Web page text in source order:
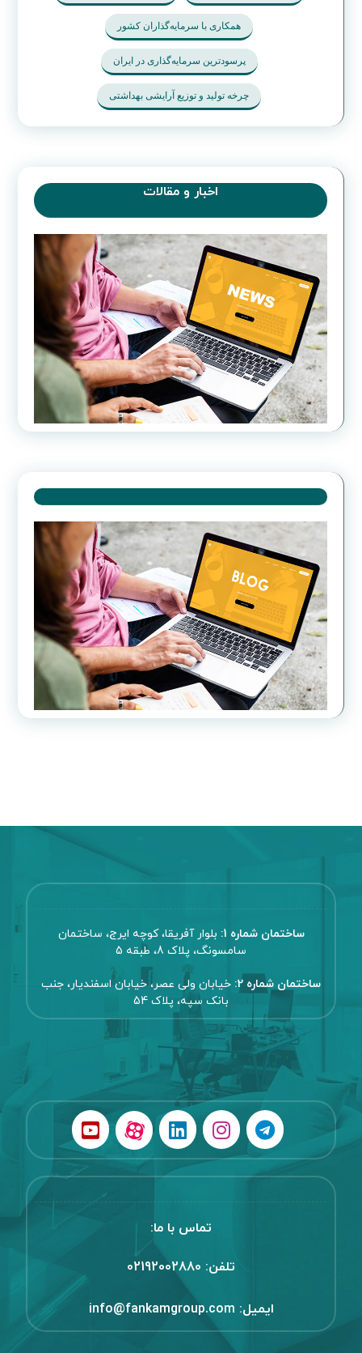
همکاری با سرمایه‌گذاران کشور
پرسودترین سرمایه‌گذاری در ایران
چرخه تولید و توزیع آرایشی بهداشتی
اخبار و مقالات
ساختمان شماره 1:
بلوار آفریقا، کوچه ایرج، ساختمان
سامسونگ، پلاک 8، طبقه 5
ساختمان شماره 2:
خیابان ولی عصر، خیابان اسفندیار، جنب
بانک سپه، پلاک 54
تماس با ما:
تلفن: 02192002880
ایمیل: info@fankamgroup.com